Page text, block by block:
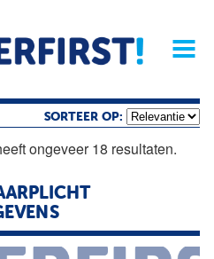
Magazine
SORTEER OP:
ongeveer 18 resultaten.